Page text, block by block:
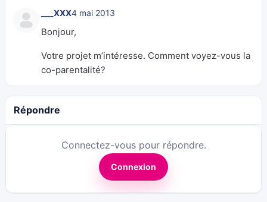
___XXX4 mai 2013
Bonjour,
Votre projet m’intéresse. Comment voyez-vous la
co-parentalité?
Répondre
Connectez-vous pour répondre.
Connexion